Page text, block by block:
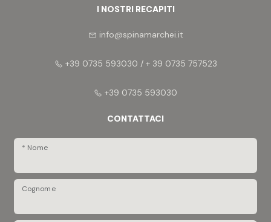
I NOSTRI RECAPITI
info@spinamarchei.it
+39 0735 593030 / + 39 0735 757523
+39 0735 593030
CONTATTACI
* Nome
Cognome